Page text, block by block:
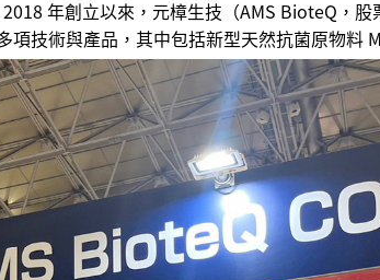
年創立以來，元樟生技（AMS BioteQ，
項技術與產品，其中包括新型天然抗菌原物料